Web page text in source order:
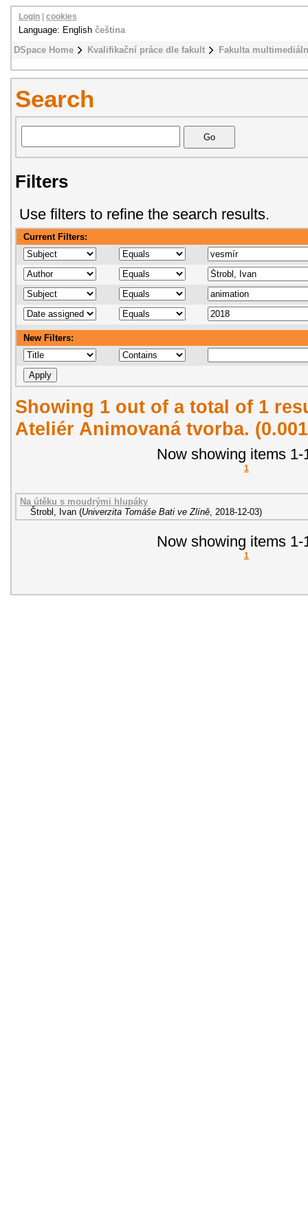
DSpace Home Kvalifikační práce dle fakult Fakulta
Login cookies
Language: English čeština
Search
Filters
Use filters to refine the search results.
Current Filters:
New Filters:
Showing 1 out of a total of 1
Ateliér Animovaná tvorba.
Now showing items 1-
1
Na útěku s moudrými hlupáky
Štrobl, Ivan (Univerzita Tomáše Bati ve Zlíně, 2018-12-03)
Now showing items 1-
1